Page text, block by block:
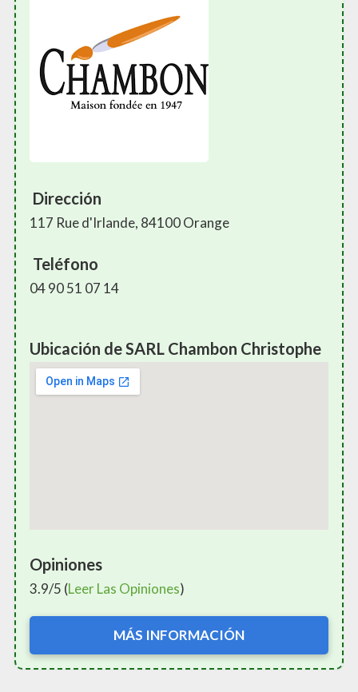
Dirección
117 Rue d'Irlande, 84100 Orange
Teléfono
04 90 51 07 14
Ubicación de SARL Chambon Christophe
Opiniones
3.9/5 (Leer Las Opiniones)
MÁS INFORMACIÓN